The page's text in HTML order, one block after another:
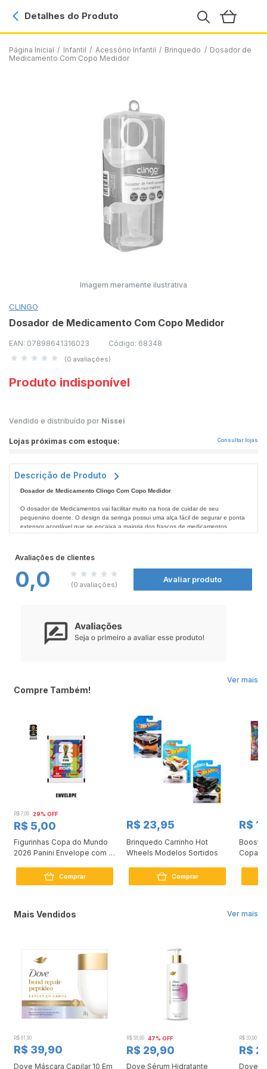
Página Inicial / Infantil / Acessório Infantil / Brinquedo / Dosador de
Medicamento Com Copo Medidor
Detalhes do Produto
Imagem meramente ilustrativa
CLINGO
Dosador de Medicamento Com Copo Medidor
EAN: 07898641316023 Código: 68348
(0 avaliações)
Produto indisponível
Vendido e distribuído por Nissei
Lojas próximas com estoque: Consultar lojas
Descrição de Produto
Dosador de Medicamento Clingo Com Copo Medidor
O dosador de Medicamentos vai facilitar muito na hora de cuidar de seu
pequenino doente. O design da seringa possui uma alça fácil de segurar e ponta
extensor acoplável que se encaixa a maioria dos frascos de medicamentos.
Avaliações de clientes
0,0 (0 avaliações)
Avaliar produto
Ver mais
Compre Também!
R$ 7,00 29% OFF
R$ 5,00
Figurinhas Copa do Mundo
2026 Panini Envelope com 7
Comprar
R$ 23,95
Brinquedo Carrinho Hot
Wheels Modelos Sortidos
Comprar
R$
Copag
Ver mais
Mais Vendidos
R$ 61,90
R$ 39,90
Dove Máscara Capilar 10 Em
R$ 56,90 47% OFF
R$ 29,90
Dove Sérum Hidratante
R$ 33,90
R$
Dove